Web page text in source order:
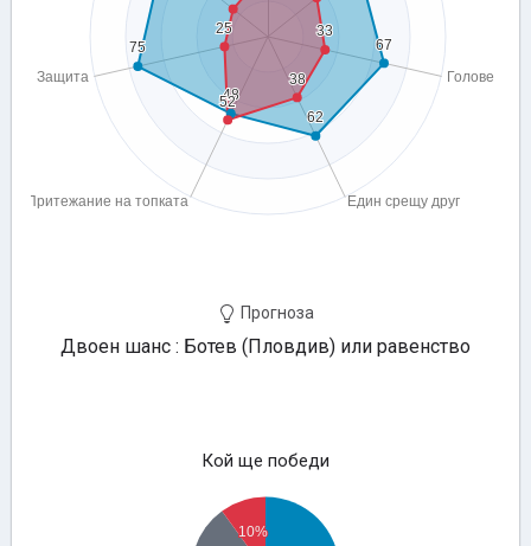
Прогноза
Двоен шанс : Ботев (Пловдив) или равенство
Кой ще победи